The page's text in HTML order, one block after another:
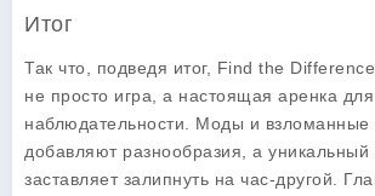
Итог
Так что, подведя итог, Find the
не просто игра, а настоящая аренка для
наблюдательности. Моды и взломанные
добавляют разнообразия, а уникальный
заставляет залипнуть на час-другой.